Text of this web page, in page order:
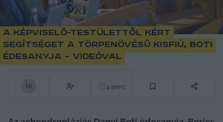
A képviselő-testülettől kért
segítséget a törpenövésű kisfiú, Boti
édesanyja – videóval
H 4 perc